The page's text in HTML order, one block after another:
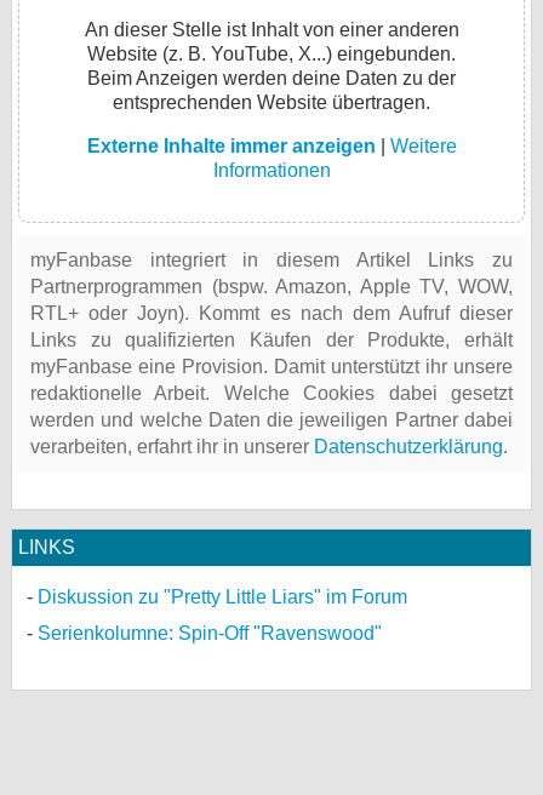
An dieser Stelle ist Inhalt von einer anderen
Website (z. B. YouTube, X...) eingebunden.
Beim Anzeigen werden deine Daten zu der
entsprechenden Website übertragen.
Externe Inhalte immer anzeigen
Weitere
Informationen
myFanbase integriert in diesem Artikel Links zu
Partnerprogrammen (bspw. Amazon, Apple TV, WOW,
RTL+ oder Joyn). Kommt es nach dem Aufruf dieser
Links zu qualifizierten Käufen der Produkte, erhält
myFanbase eine Provision. Damit unterstützt ihr unsere
redaktionelle Arbeit. Welche Cookies dabei gesetzt
werden und welche Daten die jeweiligen Partner dabei
verarbeiten, erfahrt ihr in unserer Datenschutzerklärung.
LINKS
Diskussion zu "Pretty Little Liars" im Forum
Serienkolumne: Spin-Off "Ravenswood"